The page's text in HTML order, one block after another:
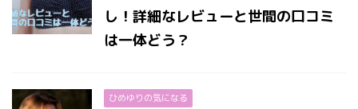
し！詳細なレビューと世間の口コミ
は一体どう？
ひめゆりの気になる